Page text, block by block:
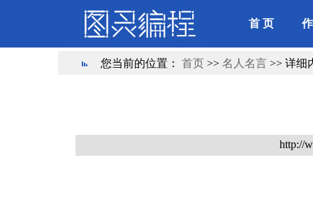
首 页
您当前的位置： 首页 >> 名人名言 >> 详细
http://